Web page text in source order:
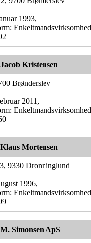
1993,
Enkeltmandsvirksomhed
Kristensen
Brønderslev
2011,
Enkeltmandsvirksomhed
Mortensen
9330 Dronninglund
1996,
Enkeltmandsvirksomhed
Simonsen ApS